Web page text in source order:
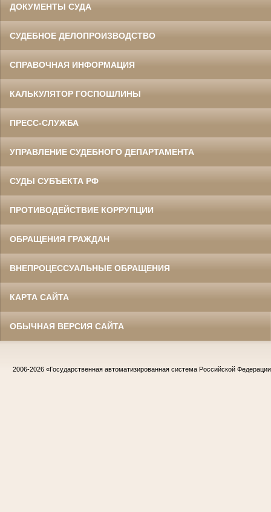
ДОКУМЕНТЫ СУДА
СУДЕБНОЕ ДЕЛОПРОИЗВОДСТВО
СПРАВОЧНАЯ ИНФОРМАЦИЯ
КАЛЬКУЛЯТОР ГОСПОШЛИНЫ
ПРЕСС-СЛУЖБА
УПРАВЛЕНИЕ СУДЕБНОГО ДЕПАРТАМЕНТА
СУДЫ СУБЪЕКТА РФ
ПРОТИВОДЕЙСТВИЕ КОРРУПЦИИ
ОБРАЩЕНИЯ ГРАЖДАН
ВНЕПРОЦЕССУАЛЬНЫЕ ОБРАЩЕНИЯ
КАРТА САЙТА
ОБЫЧНАЯ ВЕРСИЯ САЙТА
2006-2026 «Государственная автоматизированная система Российской